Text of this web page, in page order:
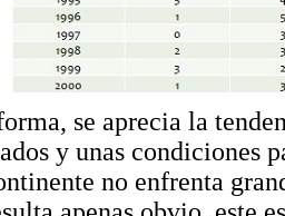
se aprecia la
y unas condiciones
no enfrenta